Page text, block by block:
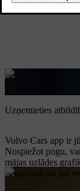
Publiskā
Uzņemieties
Volvo Cars app ir
Nospiežot pogu,
mājas uzlādes
diapazonā un pat